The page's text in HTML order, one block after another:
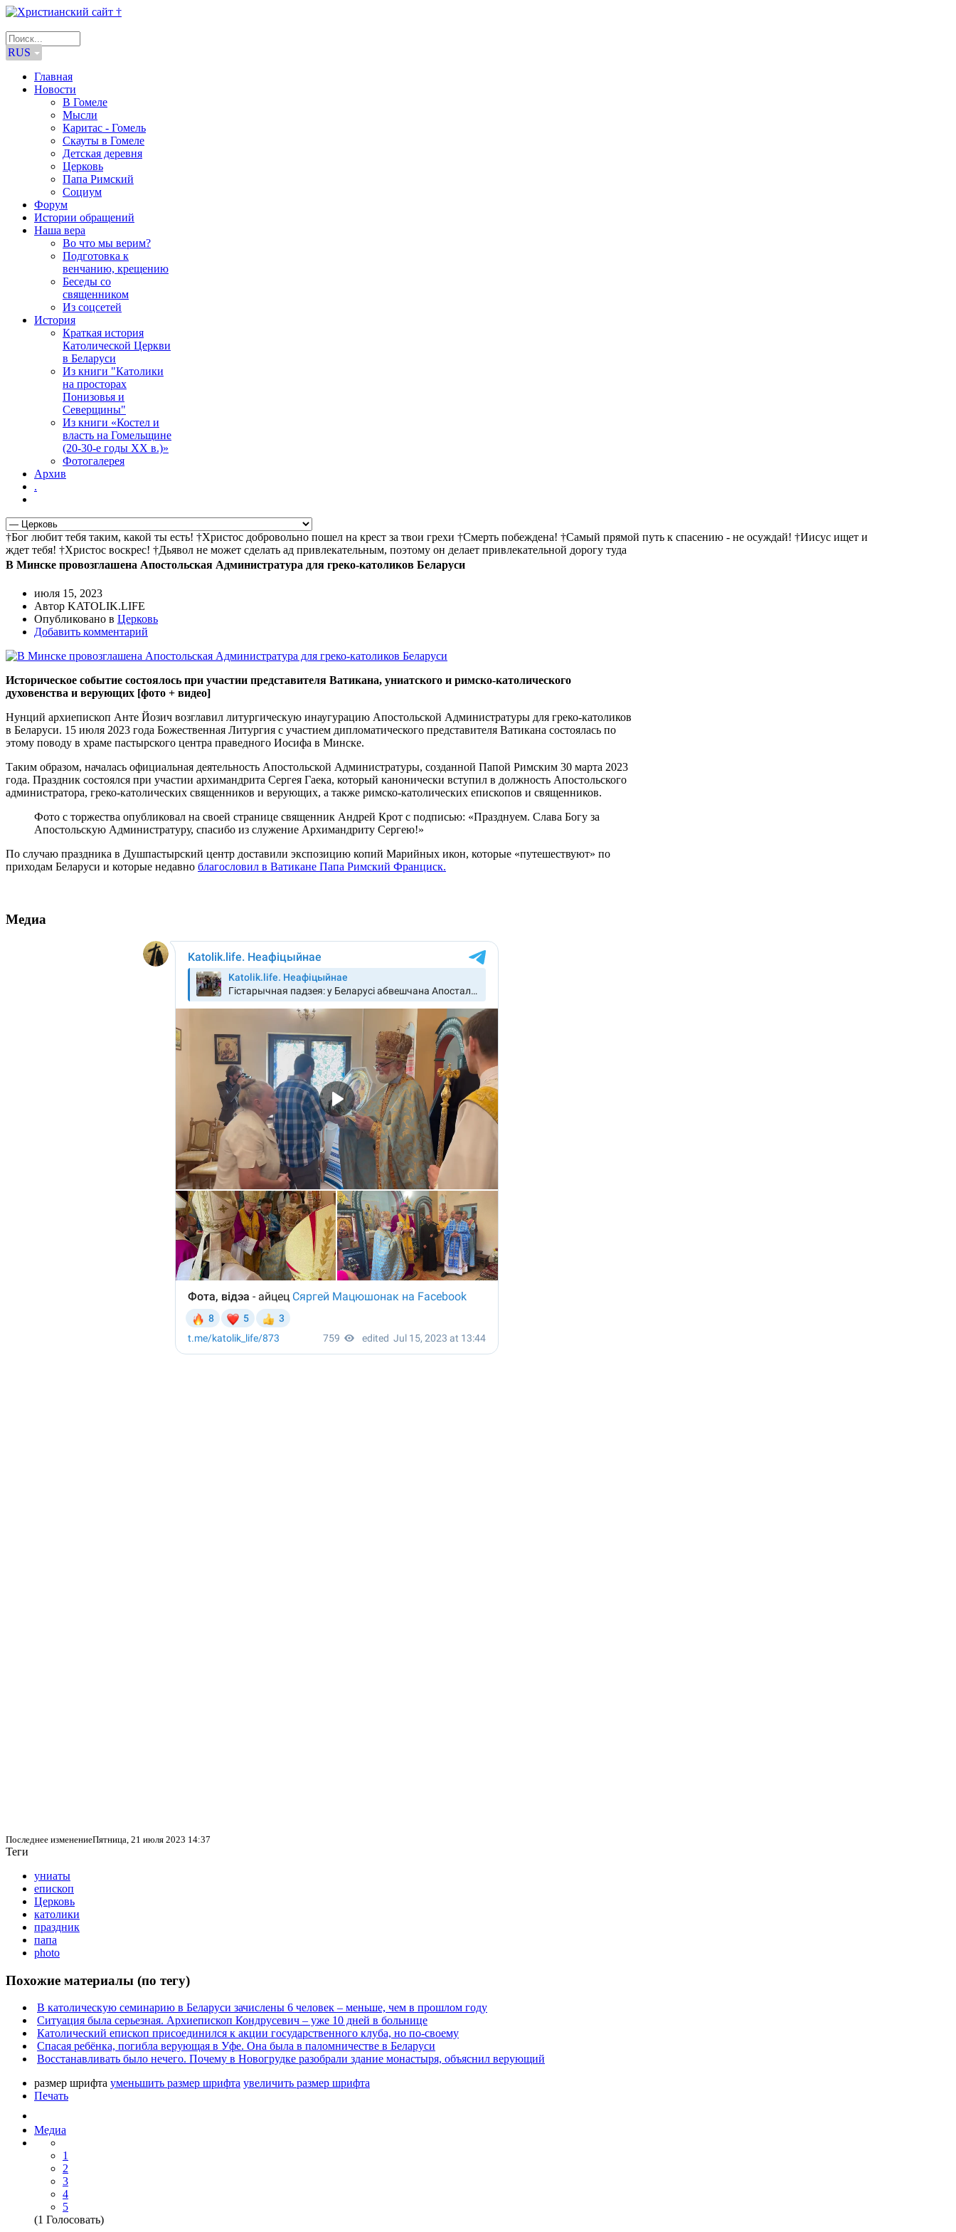
RUS
Главная
Новости
В Гомеле
Мысли
Каритас - Гомель
Скауты в Гомеле
Детская деревня
Церковь
Папа Римский
Социум
Форум
Истории обращений
Наша вера
Во что мы верим?
Подготовка к
венчанию, крещению
Беседы со
священником
Из соцсетей
История
Краткая история
Католической Церкви
в Беларуси
Из книги "Католики
на просторах
Понизовья и
Северщины"
Из книги «Костел и
власть на Гомельщине
(20-30-е годы ХХ в.)»
Фотогалерея
Архив
.
†Бог любит тебя таким, какой ты есть! †Христос добровольно пошел на крест за твои грехи †Смерть побеждена! †Самый прямой путь к спасению - не осуждай! †Иисус ищет и
ждет тебя! †Христос воскрес! †Дьявол не может сделать ад привлекательным, поэтому он делает привлекательной дорогу туда
В Минске провозглашена Апостольская Администратура для греко-католиков Беларуси
июля 15, 2023
Автор KATOLIK.LIFE
Опубликовано в Церковь
Добавить комментарий
Историческое событие состоялось при участии представителя Ватикана, униатского и римско-католического
духовенства и верующих [фото + видео]
Нунций архиепископ Анте Йозич возглавил литургическую инаугурацию Апостольской Администратуры для греко-католиков
в Беларуси. 15 июля 2023 года Божественная Литургия с участием дипломатического представителя Ватикана состоялась по
этому поводу в храме пастырского центра праведного Иосифа в Минске.
Таким образом, началась официальная деятельность Апостольской Администратуры, созданной Папой Римским 30 марта 2023
года. Праздник состоялся при участии архимандрита Сергея Гаека, который канонически вступил в должность Апостольского
администратора, греко-католических священников и верующих, а также римско-католических епископов и священников.
Фото с торжества опубликовал на своей странице священник Андрей Крот с подписью: «Празднуем. Слава Богу за
Апостольскую Администратуру, спасибо из служение Архимандриту Сергею!»
По случаю праздника в Душпастырский центр доставили экспозицию копий Марийных икон, которые «путешествуют» по
приходам Беларуси и которые недавно благословил в Ватикане Папа Римский Франциск.
Медиа
Последнее изменениеПятница, 21 июля 2023 14:37
Теги
униаты
епископ
Церковь
католики
праздник
папа
photo
Похожие материалы (по тегу)
В католическую семинарию в Беларуси зачислены 6 человек – меньше, чем в прошлом году
Ситуация была серьезная. Архиепископ Кондрусевич – уже 10 дней в больнице
Католический епископ присоединился к акции государственного клуба, но по-своему
Спасая ребёнка, погибла верующая в Уфе. Она была в паломничестве в Беларуси
Восстанавливать было нечего. Почему в Новогрудке разобрали здание монастыря, объяснил верующий
размер шрифта уменьшить размер шрифта увеличить размер шрифта
Печать
Медиа
1
2
3
4
5
(1 Голосовать)